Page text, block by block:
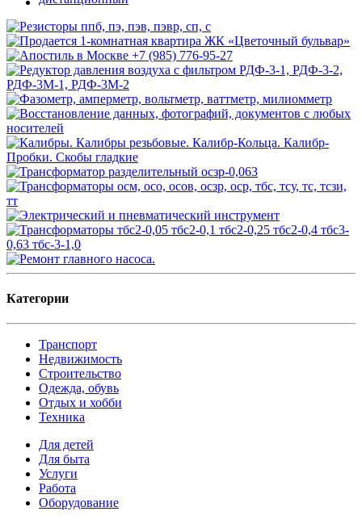
Категории
Транспорт
Недвижимость
Строительство
Одежда, обувь
Отдых и хобби
Техника
Для детей
Для быта
Услуги
Работа
Оборудование